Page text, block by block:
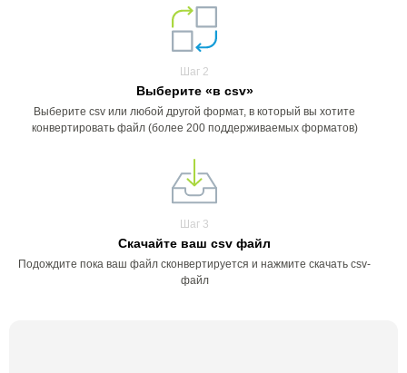
Шаг 2
Выберите «в csv»
Выберите csv или любой другой формат, в который вы хотите
конвертировать файл (более 200 поддерживаемых форматов)
Шаг 3
Скачайте ваш csv файл
Подождите пока ваш файл сконвертируется и нажмите скачать csv-
файл